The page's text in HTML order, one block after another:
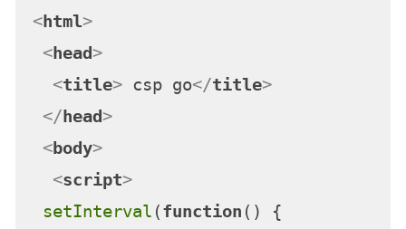
<html>
<head>
<title> csp go</title>
</head>
<body>
<script>
setInterval (function ( ) {